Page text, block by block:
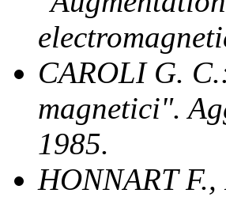
CAROLI G.
magnetici".
1985.
HONNART